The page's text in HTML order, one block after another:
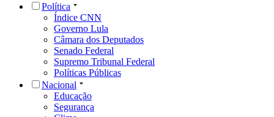
Política
Índice CNN
Governo Lula
Câmara dos Deputados
Senado Federal
Supremo Tribunal Federal
Políticas Públicas
Nacional
Educação
Segurança